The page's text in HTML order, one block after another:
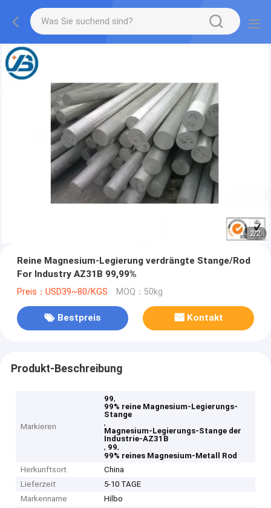
1/2
Reine Magnesium-Legierung verdrängte Stange/Rod
For Industry AZ31B 99,99%
Preis：USD39~80/KGS MOQ：50kg
Bestpreis Kontakt
Produkt-Beschreibung
Markieren
99,
99% reine Magnesium-Legierungs-
Stange
,
Magnesium-Legierungs-Stange der
Industrie-AZ31B
, 99,
99% reines Magnesium-Metall Rod
Herkunftsort
China
Lieferzeit
5-10 TAGE
Markenname
Hilbo